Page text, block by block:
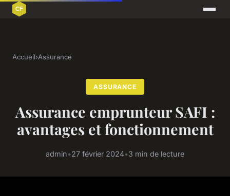
Accueil›Assurance
ASSURANCE
Assurance emprunteur SAFI :
avantages et fonctionnement
admin•27 février 2024•3 min de lecture